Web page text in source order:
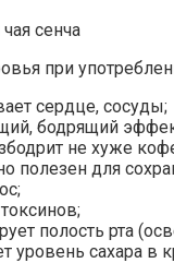
при
сердце, сосуды;
бодрящий
не хуже
полезен для
полость рта
уровень сахара в